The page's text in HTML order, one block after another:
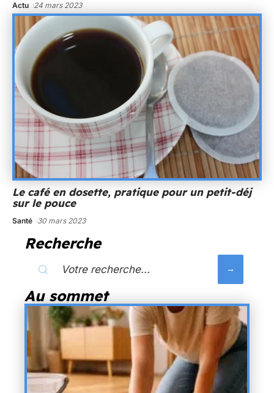
Actu 24 mars 2023
Le café en dosette, pratique pour un petit-déj
sur le pouce
Santé 30 mars 2023
Recherche
Au sommet